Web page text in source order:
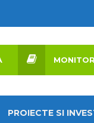
PROIECTE SI